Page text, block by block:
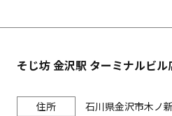
そじ坊 金沢駅 ターミナルビル
石川県金沢市木ノ